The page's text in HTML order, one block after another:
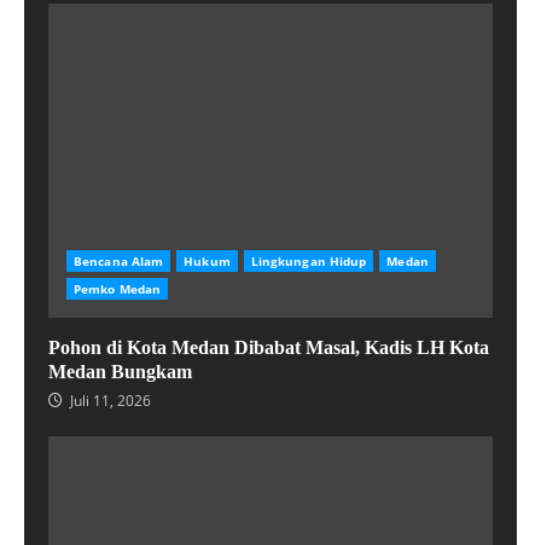
Bencana Alam Hukum Lingkungan Hidup
Medan
Pemko Medan
Pohon di Kota Medan Dibabat Masal, Kadis LH Kota
Medan Bungkam
Juli 11, 2026